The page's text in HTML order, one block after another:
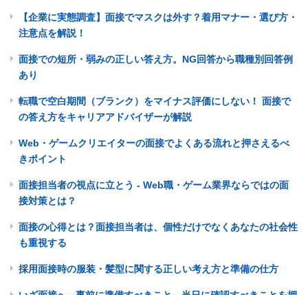
【企業に実態調査】面接でマスクは外す？着用マナー・選び方・
注意点を解説！
面接での短所・弱みの正しい答え方。NG回答から職種別回答例
あり
転職で空白期間（ブランク）をマイナス評価にしない！ 面接で
の答え方をキャリアアドバイザーが解説
Web・ゲームクリエイターの面接でよくある流れと押さえるべ
きポイント
面接担当者の視点に立とう - Web職・ゲーム業界ならではの面
接対策とは？
面接の心得とは？面接担当者は、個性だけでなくあなたの社会性
も重視する
採用面接時の服装・髪型に関する正しい考え方と準備の仕方